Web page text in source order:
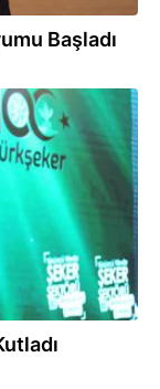
Başladı